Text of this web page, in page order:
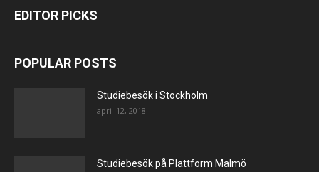
EDITOR PICKS
POPULAR POSTS
Studiebesök i Stockholm
april 12, 2018
Studiebesök på Plattform Malmö